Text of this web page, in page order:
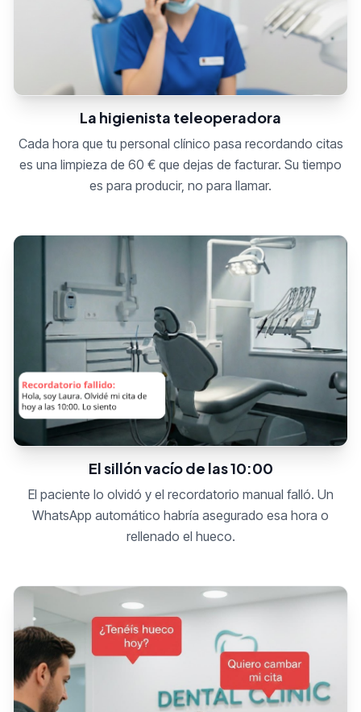
La higienista teleoperadora
Cada hora que tu personal clínico pasa recordando citas
es una limpieza de 60 € que dejas de facturar. Su tiempo
es para producir, no para llamar.
El sillón vacío de las 10:00
El paciente lo olvidó y el recordatorio manual falló. Un
WhatsApp automático habría asegurado esa hora o
rellenado el hueco.